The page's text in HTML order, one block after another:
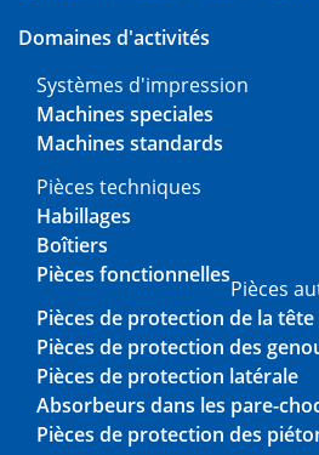
Domaines d'activités
Systèmes d'impression
Machines speciales
Machines standards
Pièces techniques
Habillages
Boîtiers
Pièces fonctionnelles
Pièces
Pièces de protection de la tête
Pièces de protection des
Pièces de protection latérale
Absorbeurs dans les pare-
Pièces de protection des